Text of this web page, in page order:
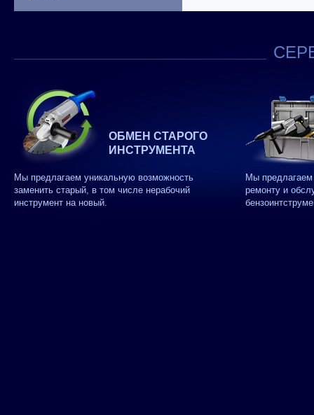
ОБМЕН СТАРОГО
ИНСТРУМЕНТА
Мы предлагаем уникальную возможность
заменить старый, в том числе нерабочий
инструмент на новый.
Мы
ремонту и